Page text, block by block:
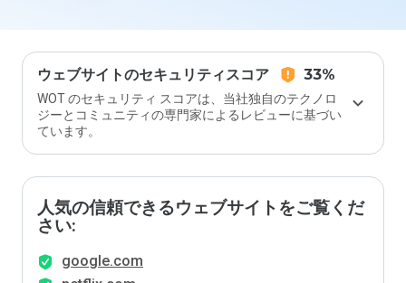
ウェブサイトのセキュリティスコア 33%
WOT のセキュリティ スコアは、当社独自のテクノロ
ジーとコミュニティの専門家によるレビューに基づい
ています。
人気の信頼できるウェブサイトをご覧くだ
さい:
google.com
に評
価し
ます
か？